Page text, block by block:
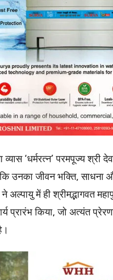
‘धर्मरत्न’ परमपूज्य श्री
उनका जीवन भक्ति, साधना
ने अल्पायु में ही श्रीमद्भागवत
प्रारंभ किया, जो अत्यंत